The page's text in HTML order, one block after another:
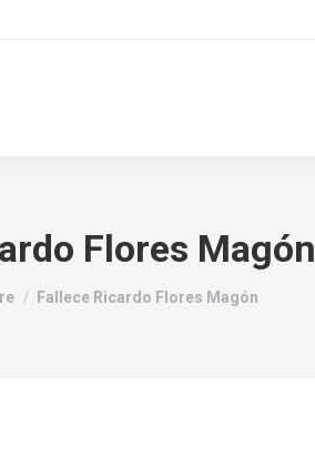
Flores Magón
Fallece Ricardo Flores Magón